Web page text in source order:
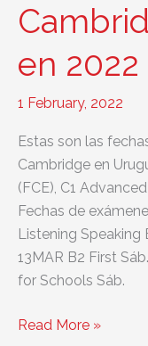
of
COVID-
19
en 2022
1 February, 2022
Estas son las
Cambridge en
(FCE), C1
Fechas de
Listening Speaking
13MAR B2 First
for Schools Sáb.
Fechas
Read More »